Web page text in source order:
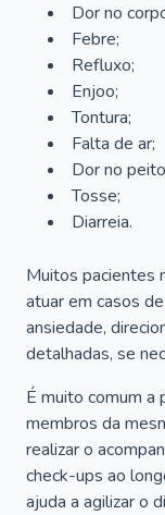
Dor no
Febre;
Refluxo;
Enjoo;
Tontura;
Falta de ar;
Dor no
Tosse;
Diarreia.
Muitos pacientes
atuar em casos
ansiedade,
detalhadas, se
É muito comum a
membros da
realizar o
check-ups ao
ajuda a agilizar o